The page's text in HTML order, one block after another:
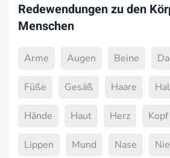
Redewendungen zu den
Menschen
Arme Augen Beine
Füße Gesäß Haare
Hände Haut Herz Kopf
Lippen Mund Nase